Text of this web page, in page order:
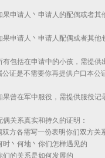
果申请人丶申请人的配偶或者
果申请人丶申请人配偶或者其
有包括在申请中的小孩，需提
公证是不需要你再提供户口本
果曾在军中服役，需提供服役记
偶关系真实和持久的证明：
双方各需写一份表明你们双方关
时丶何地丶你们怎样遇见的
们的关系是如何发展的